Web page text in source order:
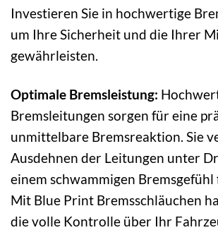
Investieren Sie in hochwertige
um Ihre Sicherheit und die Ihrer
gewährleisten.
Optimale Bremsleistung:
Bremsleitungen sorgen für eine
unmittelbare Bremsreaktion. Sie
Ausdehnen der Leitungen unter
einem schwammigen
Mit Blue Print Bremsschläuchen
die volle Kontrolle über Ihr